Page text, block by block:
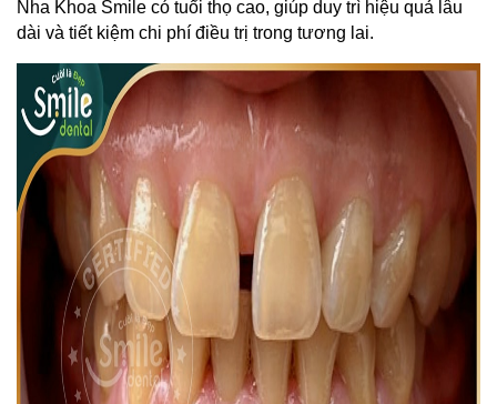
Nha Khoa Smile có tuổi thọ cao, giúp duy trì hiệu quả lâu
dài và tiết kiệm chi phí điều trị trong tương lai.